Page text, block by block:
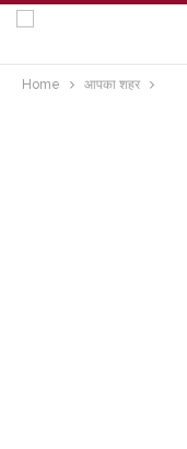
Home आपका शहर